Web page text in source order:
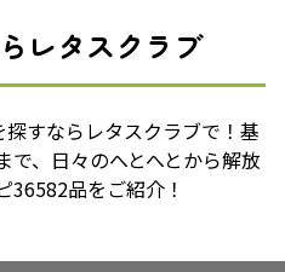
レタスクラブ
すならレタスクラブで！基
、日々のへとへとから解放
36582品をご紹介！